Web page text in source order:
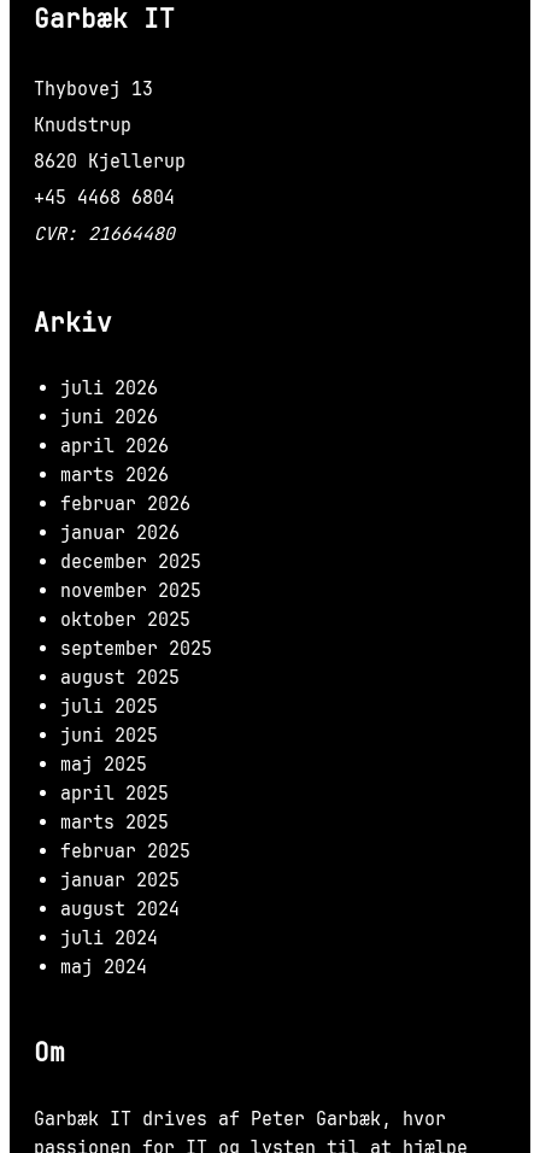
Garbæk IT
Thybovej 13
Knudstrup
8620 Kjellerup
+45 4468 6804
CVR: 21664480
Arkiv
juli 2026
juni 2026
april 2026
marts 2026
februar 2026
januar 2026
december 2025
november 2025
oktober 2025
september 2025
august 2025
juli 2025
juni 2025
maj 2025
april 2025
marts 2025
februar 2025
januar 2025
august 2024
juli 2024
maj 2024
Om
Garbæk IT drives af Peter Garbæk, hvor